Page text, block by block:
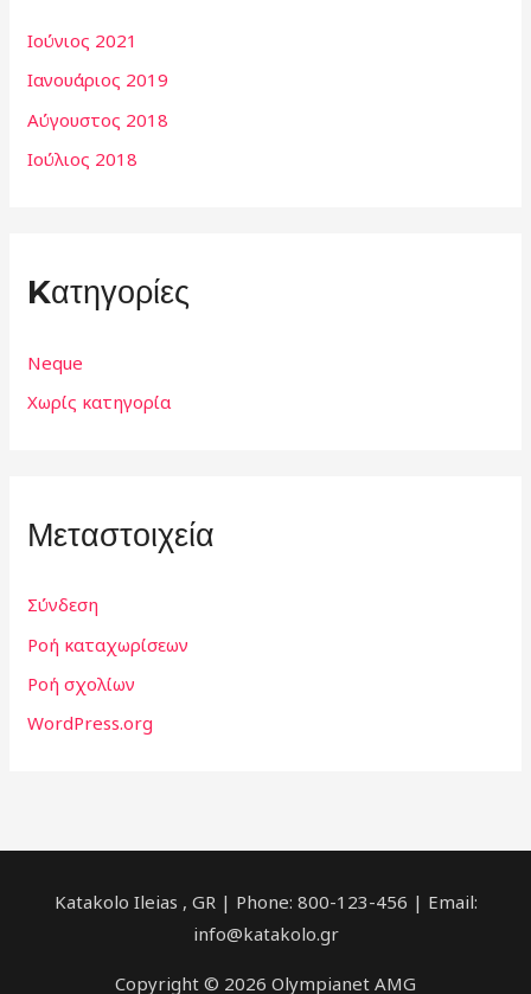
Ιούνιος 2021
Ιανουάριος 2019
Αύγουστος 2018
Ιούλιος 2018
Kατηγορίες
Neque
Χωρίς κατηγορία
Μεταστοιχεία
Σύνδεση
Ροή καταχωρίσεων
Ροή σχολίων
WordPress.org
Katakolo Ileias , GR | Phone: 800-123-456 | Email:
info@katakolo.gr
Copyright © 2026 Olympianet AMG